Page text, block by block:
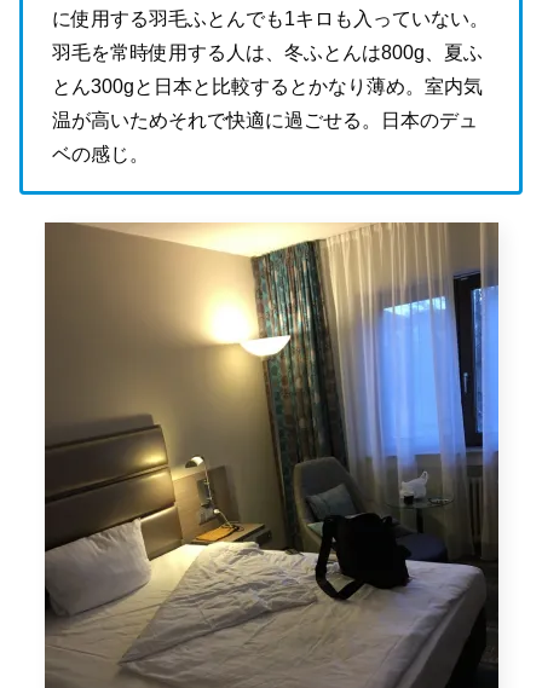
に使用する羽毛ふとんでも1キロも入っていない。
羽毛を常時使用する人は、冬ふとんは800g 、夏ふ
とん300gと日本と比較するとかなり薄め。室内気
温が高いためそれで快適に過ごせる。
日本のデュ
ベの感じ。